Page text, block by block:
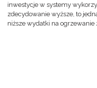
inwestycje w systemy
zdecydowanie wyższe, to
niższe wydatki na